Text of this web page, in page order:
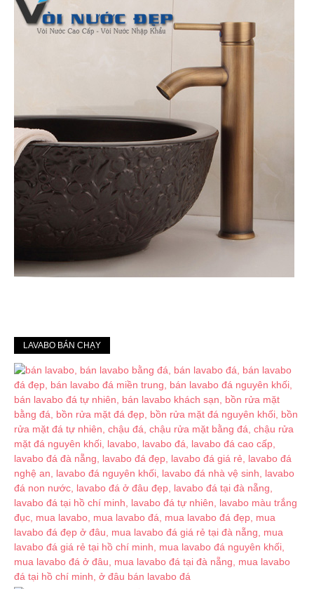
LAVABO BÁN CHẠY